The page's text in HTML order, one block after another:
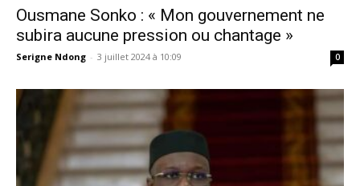
Ousmane Sonko : « Mon gouvernement ne
subira aucune pression ou chantage »
Serigne Ndong - 3 juillet 2024 à 10:09 0